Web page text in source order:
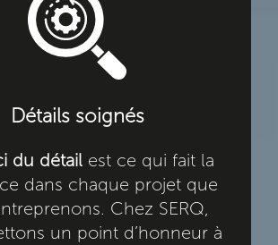
Détails soignés
du détail est ce qui fait la
dans chaque projet que
Chez SERQ,
un point d’honneur à